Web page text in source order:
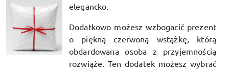
elegancko.
Dodatkowo możesz wzbogacić prezent
o piękną czerwoną wstążkę, którą
obdardowana osoba z przyjemnością
rozwiąże. Ten dodatek możesz wybrać